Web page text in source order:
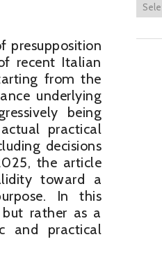
presupposition
recent Italian
from the
underlying
being
practical
decisions
the article
toward a
In this
but rather as a
and practical